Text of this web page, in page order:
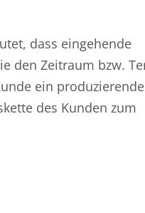
dass eingehende
den Zeitraum bzw.
ein
des Kunden zum